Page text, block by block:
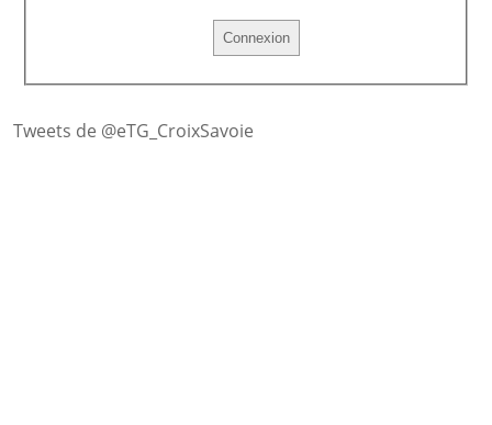
Tweets de @eTG_CroixSavoie